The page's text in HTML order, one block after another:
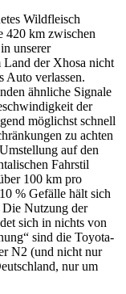
Wildfleisch
420 km zwischen
unserer
Land der Xhosa nicht
Auto verlassen.
ähnliche Signale
der
möglichst schnell
zu achten
auf den
Fahrstil
100 km pro
% Gefälle hält sich
Die Nutzung der
sich in nichts von
sind die Toyota-
N2 (und nicht nur
nur um